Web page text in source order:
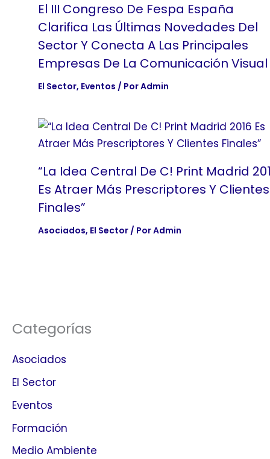
El III Congreso De Fespa España
Clarifica Las Últimas Novedades Del
Sector Y Conecta A Las Principales
Empresas De La Comunicación Visual
El Sector, Eventos / PorAdmin
“La Idea Central De C! Print Madrid
Es Atraer Más Prescriptores Y Clientes
Finales”
Asociados, El Sector/ PorAdmin
Categorías
Asociados
El Sector
Eventos
Formación
Medio Ambiente